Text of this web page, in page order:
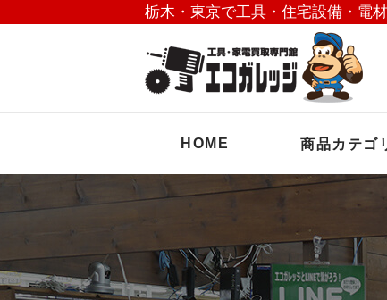
栃木・東京で工具・住宅設備・電
HOME 商品カテゴ